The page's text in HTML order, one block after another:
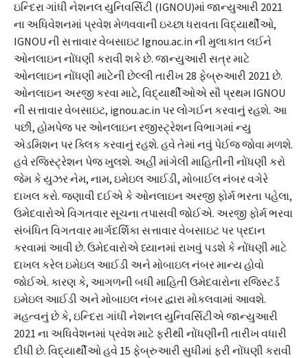
ઇન્દિરા ગાંધી નેશનલ યુનિવર્સિટી (IGNOU)માં જાન્યુઆરી 2021
ના ​​અધિવેશનમાં પ્રવેશ મેળવવાની ઇચ્છા ધરાવતા વિદ્યાર્થીઓ,
IGNOU ની સત્તાવાર વેબસાઇટ Ignou.ac.in ની મુલાકાત લઈને
ઓનલાઇન નોંધણી કરાવી શકે છે. જાન્યુઆરી સત્ર માટે
ઓનલાઇન નોંધણી માટેની છેલ્લી તારીખ 28 ફેબ્રુઆરી 2021 છે.
ઓનલાઇન અરજી કરવા માટે, વિદ્યાર્થીઓએ સૌ પ્રથમ IGNOU
ની સત્તાવાર વેબસાઇટ, ignou.ac.in પર લોગઈન કરવાનું રહશે. આ
પછી, હોમપેજ પર ઓનલાઇન રજીસ્ટ્રેશન વિભાગમાં ન્યુ
એડમિશન પર ક્લિક કરવાનું રહશે. હવે તેમાં નવું પેઈજ જોવા મળશે.
હવે રજિસ્ટ્રેશન પેજ ખુલશે. અહીં માંગેલી માહિતીની નોંધણી કરો
જેમ કે યુઝર નેમ, નામ, ઇમેઇલ આઈડી, મોબાઈલ નંબર વગેરે
દાખલ કરો. જણાવી દઈએ કે ઓનલાઇન અરજી ફોર્મ ભરતા પહેલા,
ઉમેદવારોએ વિગતવાર સૂચના તપાસવી જોઈએ. અરજી ફોર્મ ભરવા
સંબંધિત વિગતવાર માર્ગદર્શિકા સત્તાવાર વેબસાઇટ પર પ્રદાન
કરવામાં આવી છે. ઉમેદવારોએ ધ્યાનમાં રાખવું પડશે કે નોંધણી માટે
દાખલ કરેલ ઇમેઇલ આઈડી અને મોબાઇલ નંબર માન્ય હોવો
જોઈએ. કારણ કે, આગળની બધી માહિતી ઉમેદવારોના રજિસ્ટર્ડ
ઇમેઇલ આઈડી અને મોબાઇલ નંબર દ્વારા મોકલવામાં આવશે.
મહત્વનું છે કે, ઇન્દિરા ગાંધી નેશનલ યુનિવર્સિટીએ જાન્યુઆરી
2021 ના ​​અધિવેશનમાં પ્રવેશ માટે ફરીથી નોંધણીની તારીખ વધારી
દીધી છે. વિદ્યાર્થીઓ હવે 15 ફેબ્રુઆરી સુધીમાં ફરી નોંધણી કરાવી